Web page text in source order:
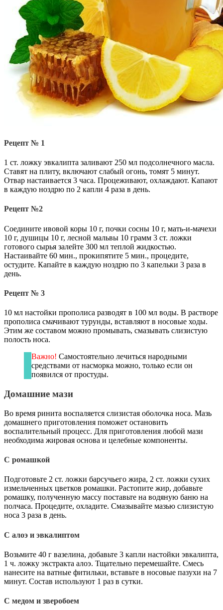
Рецепт № 1
1 ст. ложку эвкалипта заливают 250 мл подсолнечного масла.
Ставят на плиту, включают слабый огонь, томят 5 минут.
Отвар настаивается 3 часа. Процеживают, охлаждают. Капают
в каждую ноздрю по 2 капли 4 раза в день.
Рецепт №2
Соедините ивовой коры 10 г, почки сосны 10 г, мать-и-мачехи
10 г, душицы 10 г, лесной мальвы 10 грамм 3 ст. ложки
готового сырья залейте 300 мл теплой жидкостью.
Настаивайте 60 мин., прокипятите 5 мин., процедите,
остудите. Капайте в каждую ноздрю по 3 капельки 3 раза в
день.
Рецепт № 3
10 мл настойки прополиса разводят в 100 мл воды. В растворе
прополиса смачивают турунды, вставляют в носовые ходы.
Этим же составом можно промывать, смазывать слизистую
полость носа.
Важно! Самостоятельно лечиться народными
средствами от насморка можно, только если он
появился от простуды.
Домашние мази
Во время ринита воспаляется слизистая оболочка носа. Мазь
домашнего приготовления поможет остановить
воспалительный процесс. Для приготовления любой мази
необходима жировая основа и целебные компоненты.
С ромашкой
Подготовьте 2 ст. ложки барсучьего жира, 2 ст. ложки сухих
измельченных цветков ромашки. Растопите жир, добавьте
ромашку, полученную массу поставьте на водяную баню на
полчаса. Процедите, охладите. Смазывайте мазью слизистую
носа 3 раза в день.
С алоэ и эвкалиптом
Возьмите 40 г вазелина, добавьте 3 капли настойки эвкалипта,
1 ч. ложку экстракта алоэ. Тщательно перемешайте. Смесь
нанесите на ватные фитильки, вставьте в носовые пазухи на 7
минут. Состав используют 1 раз в сутки.
С медом и зверобоем